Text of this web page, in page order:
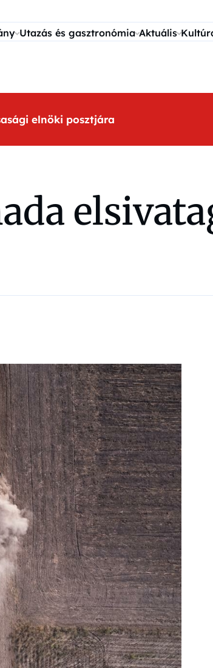
Utazás és gasztronómia Aktuális
elnöki posztjára